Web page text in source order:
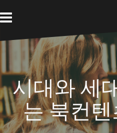
to
content
시대와 세
는 북컨